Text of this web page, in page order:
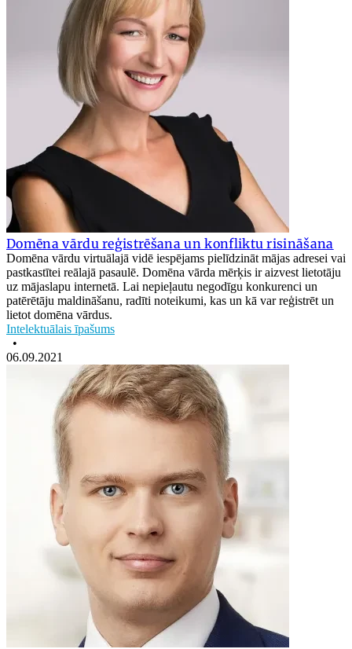
Domēna vārdu reģistrēšana un konfliktu risināšana
Domēna vārdu virtuālajā vidē iespējams pielīdzināt mājas adresei vai
pastkastītei reālajā pasaulē. Domēna vārda mērķis ir aizvest lietotāju
uz mājaslapu internetā. Lai nepieļautu negodīgu konkurenci un
patērētāju maldināšanu, radīti noteikumi, kas un kā var reģistrēt un
lietot domēna vārdus.
Intelektuālais īpašums
•
06.09.2021